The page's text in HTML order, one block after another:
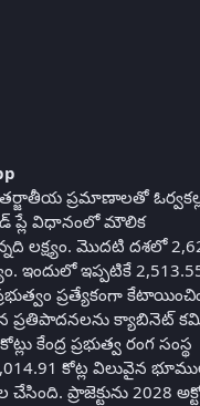
ప్రమాణాలతో
ప్లే విధానంలో మౌలిక
లక్ష్యం. మొదటి దశలో
ఇందులో ఇప్పటికే
ప్రత్యేకంగా
ప్రతిపాదనలను క్యాబినెట్‌
ప్రభుత్వ రంగ సంస్థ
కోట్ల విలువైన
ప్రాజెక్టును 2028